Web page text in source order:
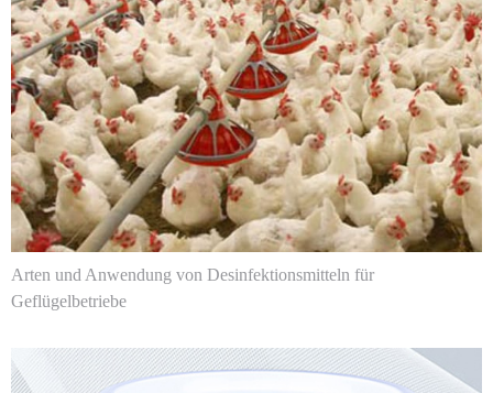
Arten und Anwendung von Desinfektionsmitteln für
Geflügelbetriebe